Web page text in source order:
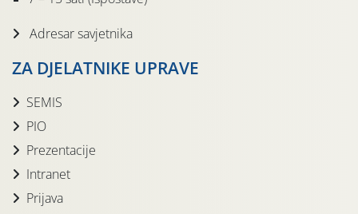
Adresar savjetnika
ZA DJELATNIKE UPRAVE
SEMIS
PIO
Prezentacije
Intranet
Prijava